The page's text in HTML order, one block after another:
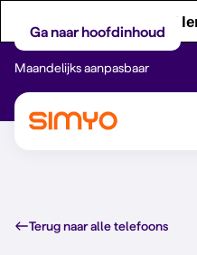
Let op! Geld
Ga naar hoofdinhoud
Maandelijks aanpasbaar
Terug naar alle telefoons